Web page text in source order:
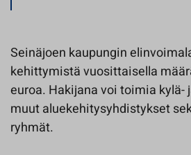
Seinäjoen kaupungin
kehittymistä vuosittaisella
euroa. Hakijana voi toimia
muut aluekehitysyhdistykset
ryhmät.